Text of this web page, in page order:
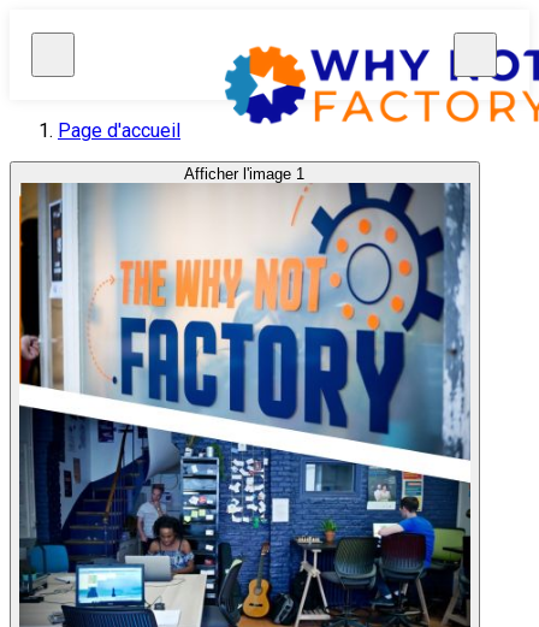
Page d'accueil
Afficher l'image 1